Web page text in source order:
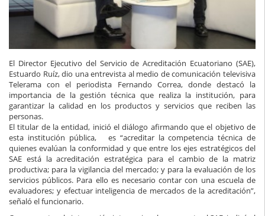
El Director Ejecutivo del Servicio de Acreditación Ecuatoriano (SAE),
Estuardo Ruíz, dio una entrevista al medio de comunicación televisiva
Telerama con el periodista Fernando Correa, donde destacó la
importancia de la gestión técnica que realiza la institución, para
garantizar la calidad en los productos y servicios que reciben las
personas.
El titular de la entidad, inició el diálogo afirmando que el objetivo de
esta institución pública, es “acreditar la competencia técnica de
quienes evalúan la conformidad y que entre los ejes estratégicos del
SAE está la acreditación estratégica para el cambio de la matriz
productiva; para la vigilancia del mercado; y para la evaluación de los
servicios públicos. Para ello es necesario contar con una escuela de
evaluadores; y efectuar inteligencia de mercados de la acreditación”,
señaló el funcionario.